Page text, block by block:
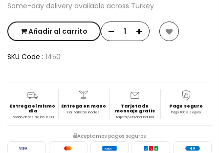
Same-day delivery available across Turkey
Añadir al carrito
SKU Code : 1450
Entrega el mismo
día
Pedido antes de las 19:00
Entrega en mano
Por floristas locales
Tarjeta de
mensaje gratis
Tarjeta personal incluida
Pago seguro
Pago 100% seguro
Aceptamos pagos seguros
VISA AMEX J C B